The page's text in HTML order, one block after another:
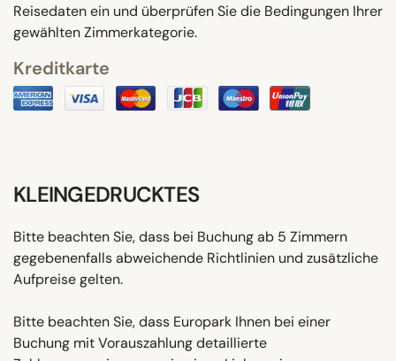
Reisedaten ein und überprüfen Sie die Bedingungen Ihrer
gewählten Zimmerkategorie.
Kreditkarte
KLEINGEDRUCKTES
Bitte beachten Sie, dass bei Buchung ab 5 Zimmern
gegebenenfalls abweichende Richtlinien und zusätzliche
Aufpreise gelten.
Bitte beachten Sie, dass Europark Ihnen bei einer
Buchung mit Vorauszahlung detaillierte